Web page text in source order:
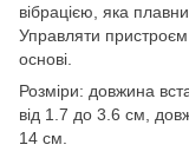
вібрацією, яка
Управляти
основі.
Розміри: довжина
від 1.7 до 3.6 см,
14 см.